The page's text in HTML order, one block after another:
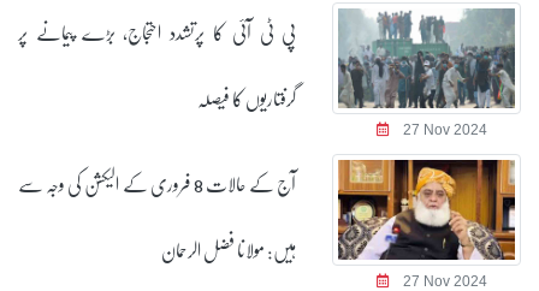
27 Nov 2024
پی ٹی آئی کا پرتشدد احتجاج، بڑے پیمانے پر
گرفتاریوں کا فیصلہ
27 Nov 2024
آج کے حالات 8 فروری کے الیکشن کی وجہ سے
ہیں: مولانا فضل الرحمان